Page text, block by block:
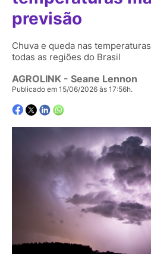
previsão
Chuva e queda nas
todas as regiões do Brasil
AGROLINK - Seane Lennon
Publicado em 15/06/2026 às 17:56h.